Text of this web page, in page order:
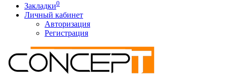
Закладки0
Личный кабинет
Авторизация
Регистрация